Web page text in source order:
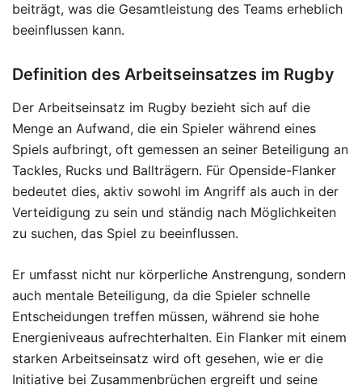
beiträgt, was die Gesamtleistung des Teams erheblich
beeinflussen kann.
Definition des Arbeitseinsatzes im Rugby
Der Arbeitseinsatz im Rugby bezieht sich auf die
Menge an Aufwand, die ein Spieler während eines
Spiels aufbringt, oft gemessen an seiner Beteiligung an
Tackles, Rucks und Ballträgern. Für Openside-Flanker
bedeutet dies, aktiv sowohl im Angriff als auch in der
Verteidigung zu sein und ständig nach Möglichkeiten
zu suchen, das Spiel zu beeinflussen.
Er umfasst nicht nur körperliche Anstrengung, sondern
auch mentale Beteiligung, da die Spieler schnelle
Entscheidungen treffen müssen, während sie hohe
Energieniveaus aufrechterhalten. Ein Flanker mit einem
starken Arbeitseinsatz wird oft gesehen, wie er die
Initiative bei Zusammenbrüchen ergreift und seine